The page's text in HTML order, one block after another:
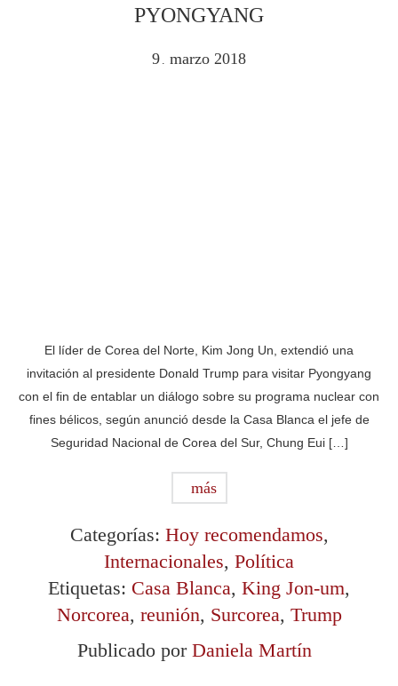
PYONGYANG
9 . marzo 2018
El líder de Corea del Norte, Kim Jong Un, extendió una
invitación al presidente Donald Trump para visitar Pyongyang
con el fin de entablar un diálogo sobre su programa nuclear con
fines bélicos, según anunció desde la Casa Blanca el jefe de
Seguridad Nacional de Corea del Sur, Chung Eui […]
más
Categorías: Hoy recomendamos,
Internacionales, Política
Etiquetas: Casa Blanca, King Jon-um,
Norcorea, reunión, Surcorea, Trump
Publicado por Daniela Martín